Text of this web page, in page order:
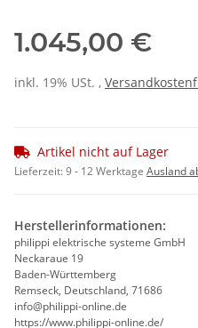
1.045,00 €
inkl. 19% USt. ,
Artikel nicht auf Lager
Lieferzeit:9 - 12 Werktage Ausland
Herstellerinformationen:
philippi elektrische systeme GmbH
Neckaraue 19
Baden-Württemberg
Remseck, Deutschland, 71686
info@philippi-online.de
https://www.philippi-online.de/